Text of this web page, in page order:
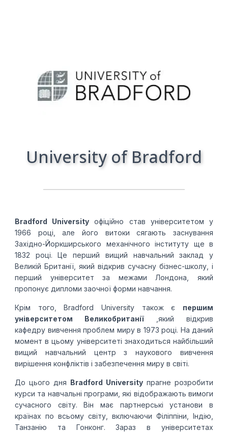
University of Bradford
Bradford University офіційно став університетом у
1966 році, але його витоки сягають заснування
Західно-Йоркширського механічного інституту ще в
1832 році. Це перший вищий навчальний заклад у
Великій Британії, який відкрив сучасну бізнес-школу, і
перший університет за межами Лондона, який
пропонує дипломи заочної форми навчання.
Крім того, Bradford University також є першим
університетом Великобританії
,який відкрив
кафедру вивчення проблем миру в 1973 році. На даний
момент в цьому університеті знаходиться найбільший
вищий навчальний центр з наукового вивчення
вирішення конфліктів і забезпечення миру в світі.
До цього дня Bradford University прагне розробити
курси та навчальні програми, які відображають вимоги
сучасного світу. Він має партнерські установи в
країнах по всьому світу, включаючи Філіппіни, Індію,
Танзанію та Гонконг. Зараз в університетах